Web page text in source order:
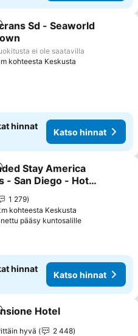
suosikkeihin
Sd - Seaworld
ei ole saatavilla
kohteesta Keskusta
hinnat
Katso hinnat
suosikkeihin
Stay America
- San Diego - Hotel
1 279
kohteesta Keskusta
pääsy kuntosalille
hinnat
Katso hinnat
suosikkeihin
Hotel
hyvä
2 448